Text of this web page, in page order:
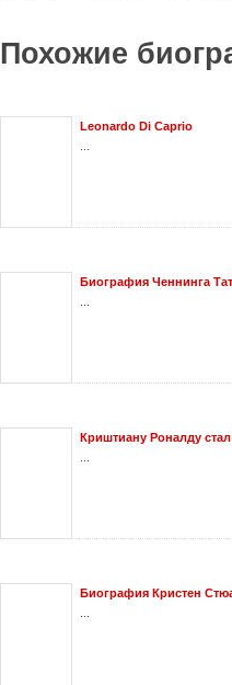
Похожие
Leonardo Di Caprio
Биография Ченнинга
Криштиану Роналду
Биография Кристен